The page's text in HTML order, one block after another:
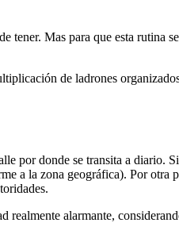
tener. Mas para que esta rutina
de ladrones
por donde se transita a diario.
a la zona geográfica). Por otra
alarmante,